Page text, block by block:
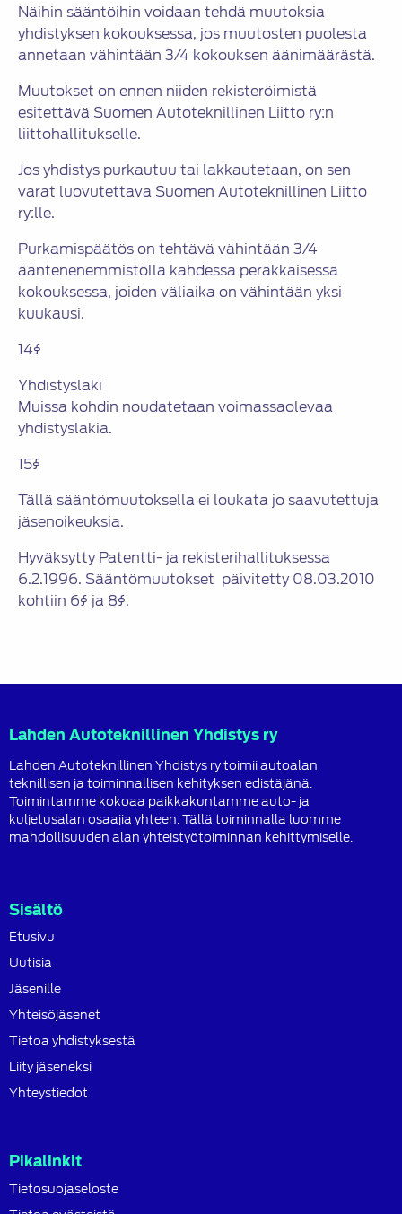
Näihin sääntöihin voidaan tehdä muutoksia
yhdistyksen kokouksessa, jos muutosten puolesta
annetaan vähintään 3/4 kokouksen äänimäärästä.
Muutokset on ennen niiden rekisteröimistä
esitettävä Suomen Autoteknillinen Liitto ry:n
liittohallitukselle.
Jos yhdistys purkautuu tai lakkautetaan, on sen
varat luovutettava Suomen Autoteknillinen Liitto
ry:lle.
Purkamispäätös on tehtävä vähintään 3/4
ääntenenemmistöllä kahdessa peräkkäisessä
kokouksessa, joiden väliaika on vähintään yksi
kuukausi.
14§
Yhdistyslaki
Muissa kohdin noudatetaan voimassaolevaa
yhdistyslakia.
15§
Tällä sääntömuutoksella ei loukata jo saavutettuja
jäsenoikeuksia.
Hyväksytty Patentti- ja rekisterihallituksessa
6.2.1996. Sääntömuutokset päivitetty 08.03.2010
kohtiin 6§ ja 8§.
Lahden Autoteknillinen Yhdistys ry
Lahden Autoteknillinen Yhdistys ry toimii autoalan
teknillisen ja toiminnallisen kehityksen edistäjänä.
Toimintamme kokoaa paikkakuntamme auto- ja
kuljetusalan osaajia yhteen. Tällä toiminnalla luomme
mahdollisuuden alan yhteistyötoiminnan kehittymiselle.
Sisältö
Etusivu
Uutisia
Jäsenille
Yhteisöjäsenet
Tietoa yhdistyksestä
Liity jäseneksi
Yhteystiedot
Pikalinkit
Tietosuojaseloste